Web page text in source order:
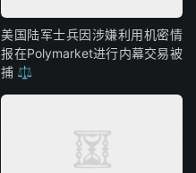
美国陆军士兵因涉嫌利用机密情
报在Polymarket进行内幕交易被
捕 ⚖️